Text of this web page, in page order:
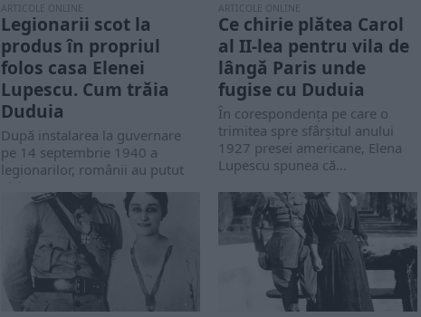
ARTICOLE ONLINE
Legionarii scot la
produs în propriul
folos casa Elenei
Lupescu. Cum trăia
Duduia
După instalarea la guvernare
pe 14 septembrie 1940 a
legionarilor, românii au putut
ARTICOLE ONLINE
Ce chirie plătea Carol
al II-lea pentru vila de
lângă Paris unde
fugise cu Duduia
În corespondența pe care o
trimitea spre sfârșitul anului
1927 presei americane, Elena
Lupescu spunea că...